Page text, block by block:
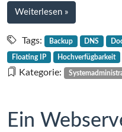
Teil
1
Weiterlesen bei
Dockerized
Pi-
Hole
hochverfügbar
und
DRBD,
»
Tags: Backup DNS
Floating IP Hochverfügbarkeit
Kategorie:
Ein